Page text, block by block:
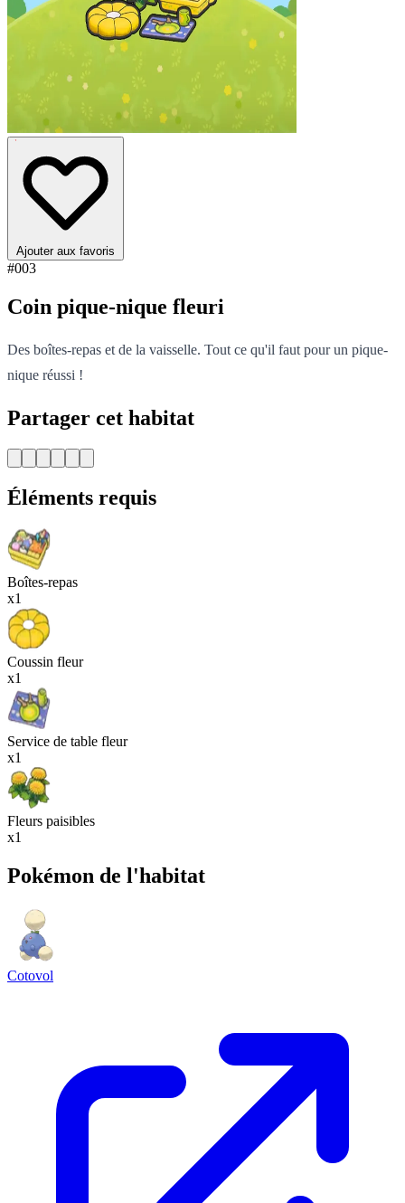
Ajouter aux favoris
#003
Coin pique-nique fleuri
Des boîtes-repas et de la vaisselle. Tout ce qu'il faut pour un pique-
nique réussi !
Partager cet habitat
Éléments requis
Boîtes-repas
x1
Coussin fleur
x1
Service de table fleur
x1
Fleurs paisibles
x1
Pokémon de l'habitat
Cotovol